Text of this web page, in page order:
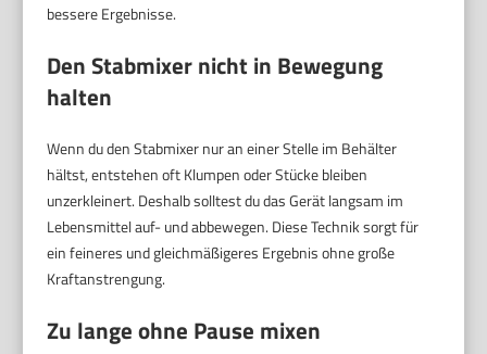
bessere Ergebnisse.
Den Stabmixer nicht in Bewegung
halten
Wenn du den Stabmixer nur an einer Stelle im Behälter
hältst, entstehen oft Klumpen oder Stücke bleiben
unzerkleinert. Deshalb solltest du das Gerät langsam im
Lebensmittel auf- und abbewegen. Diese Technik sorgt für
ein feineres und gleichmäßigeres Ergebnis ohne große
Kraftanstrengung.
Zu lange ohne Pause mixen